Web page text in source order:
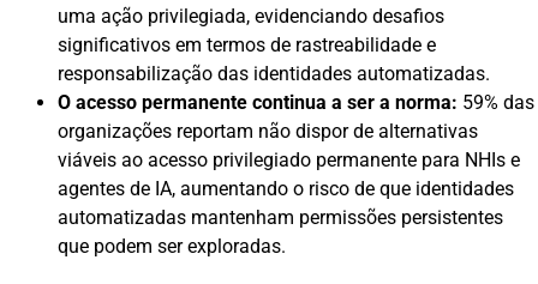
uma ação privilegiada, evidenciando desafios
significativos em termos de rastreabilidade e
responsabilização das identidades automatizadas.
O acesso permanente continua a ser a norma: 59% das
organizações reportam não dispor de alternativas
viáveis ao acesso privilegiado permanente para NHIs e
agentes de IA, aumentando o risco de que identidades
automatizadas mantenham permissões persistentes
que podem ser exploradas.